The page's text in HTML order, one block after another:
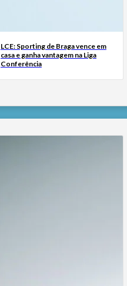
LCE: Sporting de Braga vence em
casa e ganha vantagem na Liga
Conferência